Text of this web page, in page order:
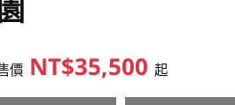
價 NT$35,500起